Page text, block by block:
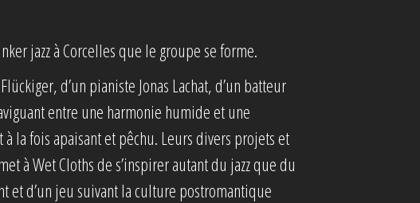
jazz à Corcelles que le groupe se forme.
d’un pianiste Jonas Lachat, d’un batteur
entre une harmonie humide et une
la fois apaisant et pêchu. Leurs divers projets et
à Wet Cloths de s’inspirer autant du jazz que du
et d’un jeu suivant la culture postromantique